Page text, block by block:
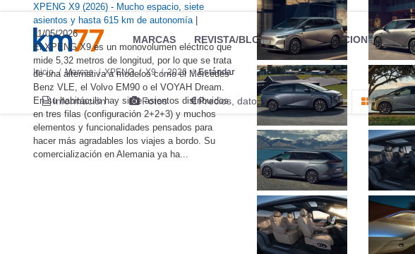
MARCAS REVISTA/BLOG OTRAS SECCIONES
Inicio Marcas XPENG X9 2026 Estándar
Información Fotos Precios, datos y equipamientos Todo
XPENG X9 (2026) - Mucho espacio, siete
asientos y hasta 615 km de autonomía |
11/05/2026
El XPENG X9 es un monovolumen eléctrico que
mide 5,32 metros de longitud, por lo que se trata
de una alternativa a modelos como el Mercedes-
Benz VLE, el Volvo EM90 o el VOYAH Dream.
En su habitáculo hay siete asientos distribuidos
en tres filas (configuración 2+2+3) y muchos
elementos y funcionalidades pensados para
hacer más agradables los viajes a bordo. Su
comercialización en Alemania ya ha...